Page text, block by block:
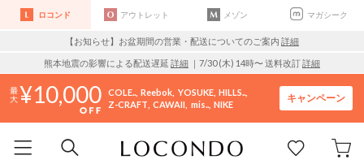
ロコンド アウトレット メゾン マガシーク
【お知らせ】お盆期間の営業・配送についてのご案内 詳細
熊本地震の影響による配送遅延 詳細 ｜7/30 (木) 14時〜 送料改訂詳細
10,000 COLE.. Reebok YOSUKE HILLS..
Z-CRAFT CAWAII mis.. NIKE
キャンペーン